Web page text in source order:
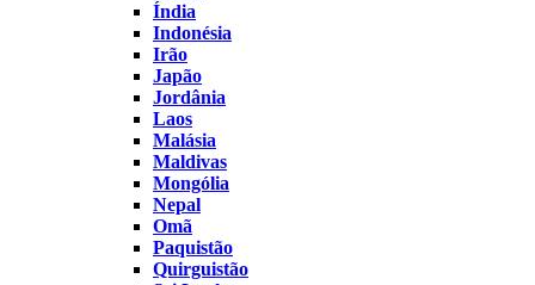
Índia
Indonésia
Irão
Japão
Jordânia
Laos
Malásia
Maldivas
Mongólia
Nepal
Omã
Paquistão
Quirguistão